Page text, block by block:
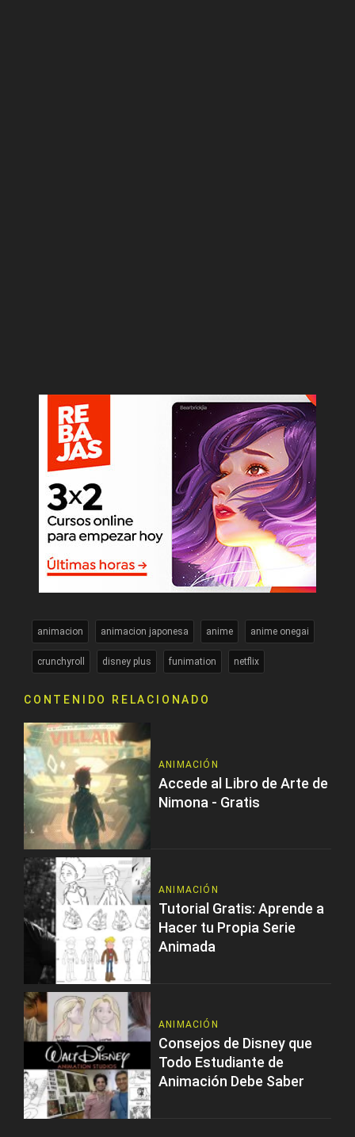
animacion animacion japonesa anime anime onegai
crunchyroll disney plus funimation netflix
CONTENIDO RELACIONADO
ANIMACIÓN
Accede al Libro de Arte de
Nimona - Gratis
ANIMACIÓN
Tutorial Gratis: Aprende a
Hacer tu Propia Serie
Animada
ANIMACIÓN
Consejos de Disney que
Todo Estudiante de
Animación Debe Saber